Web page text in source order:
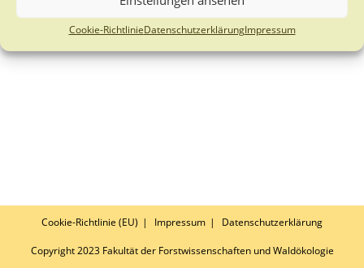
Cookie-RichtlinieDatenschutzerklärungImpressum
Cookie-Richtlinie (EU) Impressum Datenschutzerklärung
Copyright 2023 Fakultät der Forstwissenschaften und Waldökologie